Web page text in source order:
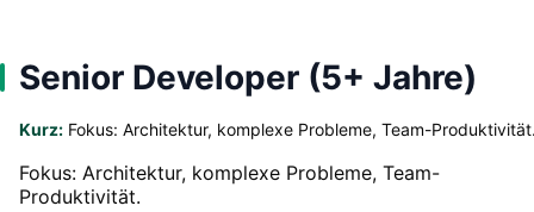
Senior Developer (5+ Jahre)
Kurz: Fokus: Architektur, komplexe Probleme, Team-
Fokus: Architektur, komplexe Probleme, Team-
Produktivität.